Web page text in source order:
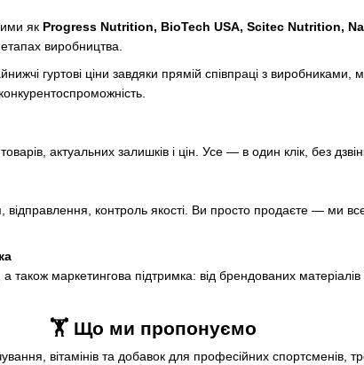
як Progress Nutrition, BioTech USA, Scitec Nutrition,
етапах виробництва.
гуртові ціни завдяки прямій співпраці з виробниками,
актуальних залишків і цін. Усе — в один клік, без
контроль якості. Ви просто продаєте — ми
також маркетингова підтримка: від брендованих
🏋️‍️ Що ми пропонуємо
вітамінів та добавок для професійних спортсменів,